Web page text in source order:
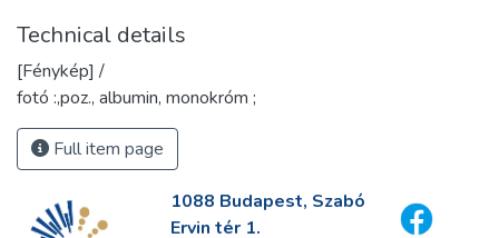
Technical details
[Fénykép] /
fotó :,poz., albumin, monokróm ;
Full item page
1088 Budapest, Szabó
Ervin tér 1.